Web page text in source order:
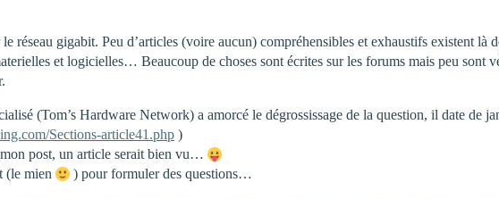
réseau gigabit. Peu d’articles (voire aucun) compréhensibles et exhaustifs existent là
et logicielles… Beaucoup de choses sont écrites sur les forums mais peu sont
(Tom’s Hardware Network) a amorcé le dégrossissage de la question, il date de
Sections-article41.php )
post, un article serait bien vu…
(le mien
) pour formuler des questions…